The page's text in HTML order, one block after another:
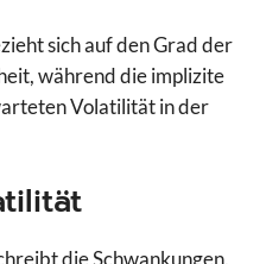
sich auf den Grad der
während die implizite
Volatilität in der